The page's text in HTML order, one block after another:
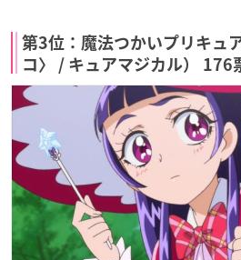
第3位：魔法つかいプリキュ
コ〉 / キュアマジカル） 176